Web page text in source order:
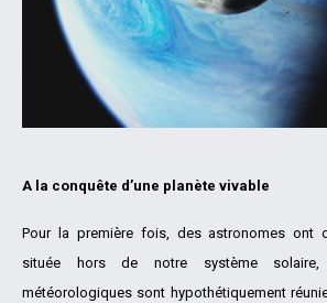
A la conquête d’une planète vivable
Pour la première fois, des astronomes ont
située hors de notre système
météorologiques sont hypothétiquement